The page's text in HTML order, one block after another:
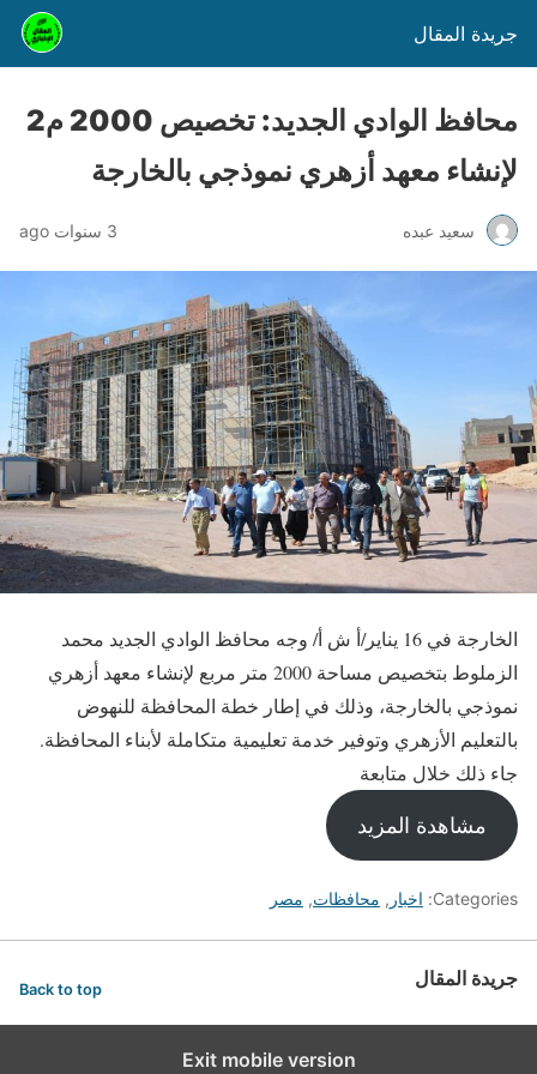
جريدة المقال
محافظ الوادي الجديد: تخصيص 2000 م2
لإنشاء معهد أزهري نموذجي بالخارجة
سعيد عبده 3 سنوات ago
الخارجة في 16 يناير/أ ش أ/ وجه محافظ الوادي الجديد محمد
الزملوط بتخصيص مساحة 2000 متر مربع لإنشاء معهد أزهري
نموذجي بالخارجة، وذلك في إطار خطة المحافظة للنهوض
بالتعليم الأزهري وتوفير خدمة تعليمية متكاملة لأبناء المحافظة.
جاء ذلك خلال متابعة
مشاهدة المزيد
Categories: اخبار , محافظات, مصر
جريدة المقال Back to top
Exit mobile version